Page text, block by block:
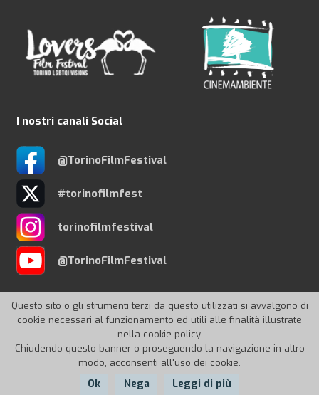
I nostri canali Social
@TorinoFilmFestival
#torinofilmfest
torinofilmfestival
@TorinoFilmFestival
© 2026 Torino Film Festival
Questo sito o gli strumenti terzi da questo utilizzati si avvalgono di
cookie necessari al funzionamento ed utili alle finalità illustrate
nella cookie policy.
Chiudendo questo banner o proseguendo la navigazione in altro
modo, acconsenti all'uso dei cookie.
Ok Nega Leggi di più